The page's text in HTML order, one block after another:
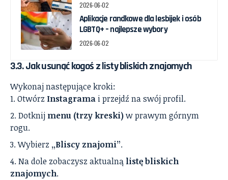
2026-06-02
Aplikacje randkowe dla lesbijek i osób
LGBTQ+ – najlepsze wybory
2026-06-02
3.3. Jak usunąć kogoś z listy bliskich znajomych
Wykonaj następujące kroki:
Otwórz Instagrama i przejdź na swój profil.
Dotknij menu (trzy kreski)w prawym górnym
rogu.
Wybierz „Bliscy znajomi”.
Na dole zobaczysz aktualną listę bliskich
znajomych.